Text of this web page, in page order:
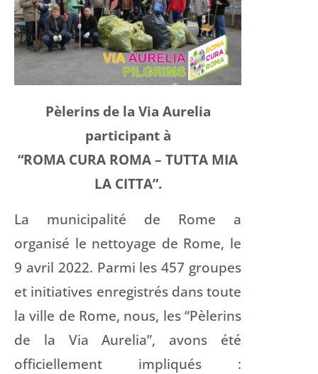
Pèlerinsde la Via Aurelia
participant à
“ROMA CURA ROMA – TUTTA MIA
LA CITTA”.
La municipalité de Rome a
organisé le nettoyage de Rome, le
9 avril 2022. Parmi les 457 groupes
et initiatives enregistrés dans toute
la ville de Rome, nous, les “Pèlerins
de la Via Aurelia”, avons été
officiellement impliqués :